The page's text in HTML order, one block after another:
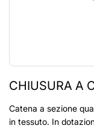
CHIUSURA A
Catena a sezione
in tessuto. In